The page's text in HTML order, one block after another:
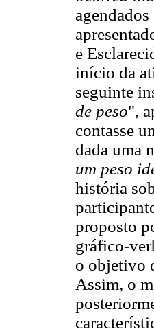
e
início da
seguinte
de peso",
contasse
dada uma
um peso
história
proposto
gráfico-
o objetivo
Assim, o